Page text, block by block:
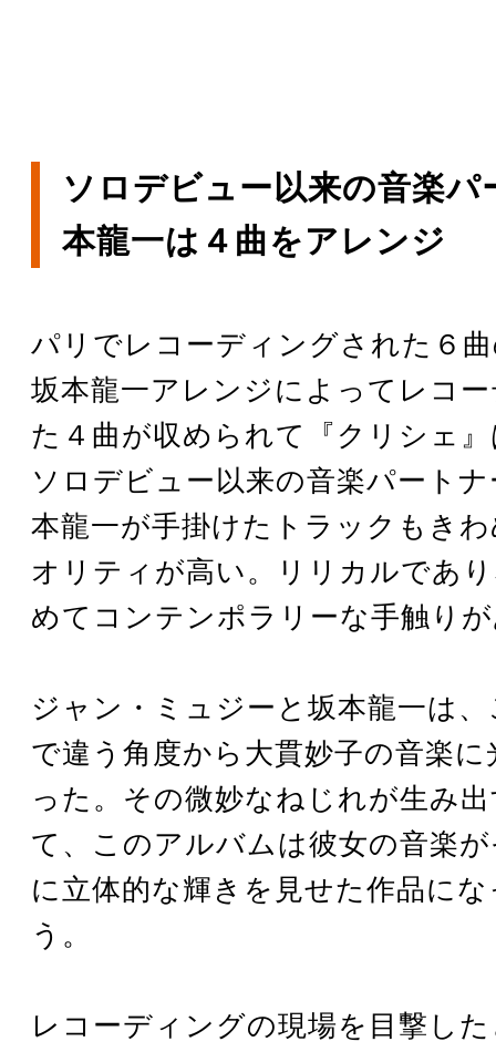
ソロデビュー以来の音楽パ
本龍一は４曲をアレンジ
パリでレコーディングされた６
坂本龍一アレンジによってレコ
た４曲が収められて『クリシェ
ソロデビュー以来の音楽パート
本龍一が手掛けたトラックもき
オリティが高い。リリカルであ
めてコンテンポラリーな手触り
ジャン・ミュジーと坂本龍一は
で違う角度から大貫妙子の音楽
った。その微妙なねじれが生み
て、このアルバムは彼女の音楽
に立体的な輝きを見せた作品に
う。
レコーディングの現場を目撃し